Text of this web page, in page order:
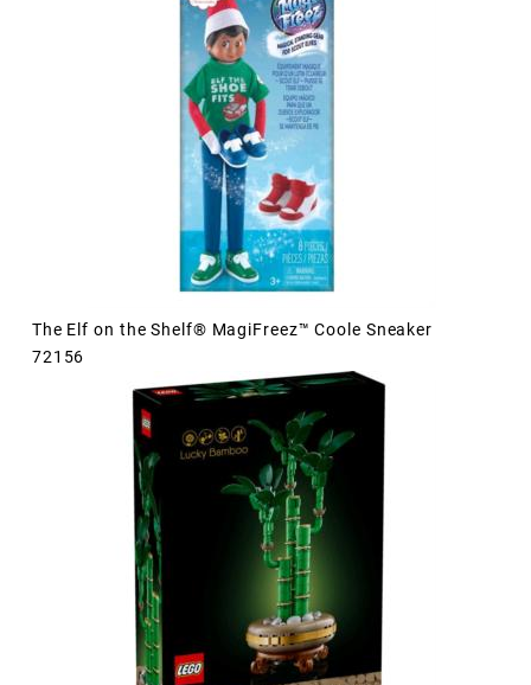
The Elf on the Shelf® MagiFreez™ Coole Sneaker
72156